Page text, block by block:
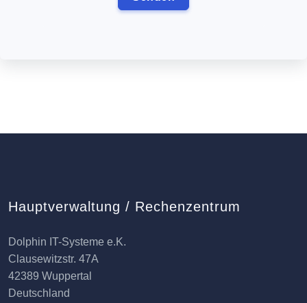
Hauptverwaltung / Rechenzentrum
Dolphin IT-Systeme e.K.
Clausewitzstr. 47A
42389 Wuppertal
Deutschland